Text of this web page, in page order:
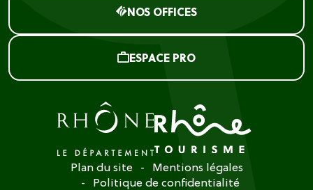
NOS OFFICES
ESPACE PRO
Plan du site
Mentions légales
Politique de confidentialité